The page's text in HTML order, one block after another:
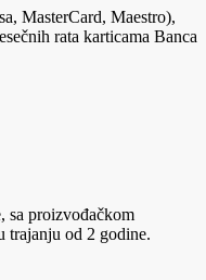
MasterCard, Maestro),
rata karticama Banca
sa proizvođačkom
trajanju od 2 godine.